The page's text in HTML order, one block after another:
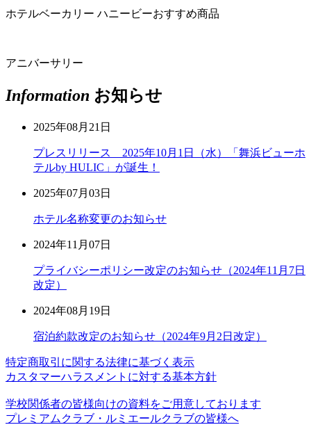
ホテルベーカリー ハニービーおすすめ商品
アニバーサリー
Information お知らせ
2025年08月21日
プレスリリース 2025年10月1日（水）「舞浜ビューホ
テルby HULIC」が誕生！
2025年07月03日
ホテル名称変更のお知らせ
2024年11月07日
プライバシーポリシー改定のお知らせ（2024年11月7日
改定）
2024年08月19日
宿泊約款改定のお知らせ（2024年9月2日改定）
特定商取引に関する法律に基づく表示
カスタマーハラスメントに対する基本方針
学校関係者の皆様向けの資料をご用意しております
プレミアムクラブ・ルミエールクラブの皆様へ